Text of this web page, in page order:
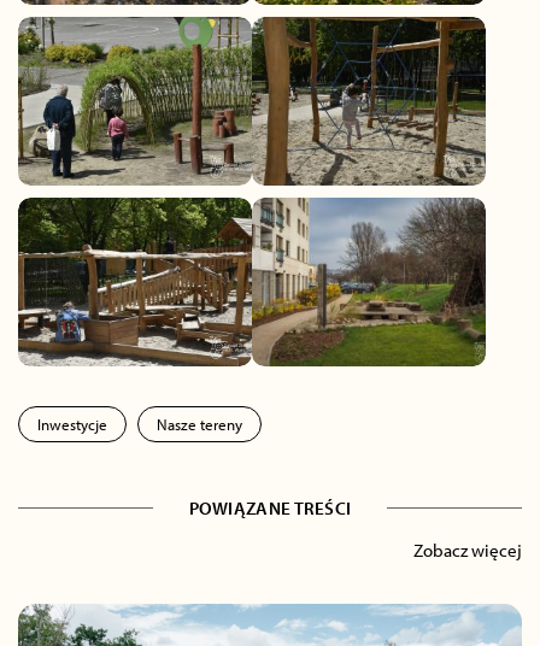
Inwestycje Nasze tereny
POWIĄZANE TREŚCI
Zobacz więcej